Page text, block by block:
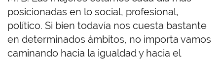
posicionadas en lo social, profesional,
político. Si bien todavía nos cuesta bastante
en determinados ámbitos, no importa vamos
caminando hacia la igualdad y hacia el